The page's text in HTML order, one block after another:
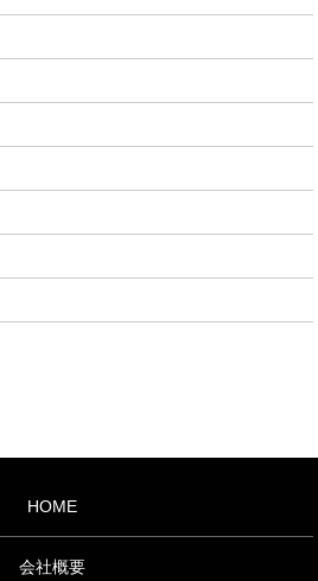
HOME
会社概要